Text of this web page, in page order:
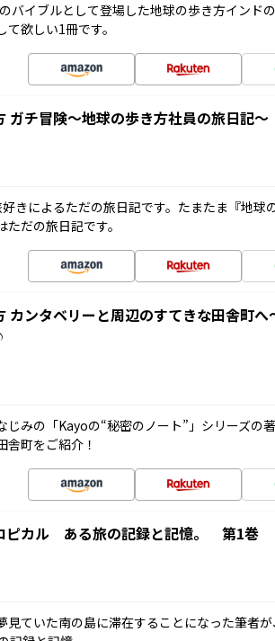
バイブルとして登場した地球の歩き方イン
欲しい1冊です。
ガチ冒険～地球の歩き方社員の旅日記～
きによるただの旅日記です。たまたま『地球
だの旅日記です。
カンタベリーと周辺のすてきな田舎町
じみの「Kayoの“秘密のノート”」シリーズの
舎町をご紹介！
ピカル ある旅の記録と記憶。 第1巻
見ていた南の島に滞在することになった筆者